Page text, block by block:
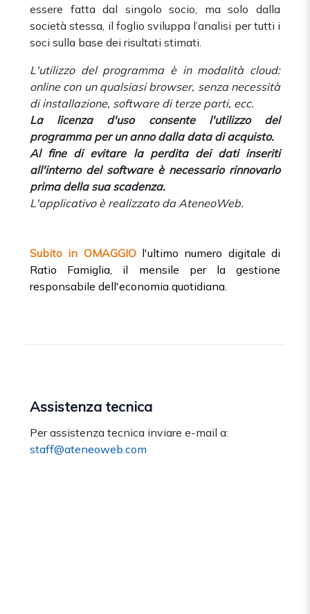
essere fatta dal singolo socio, ma solo dalla
società stessa, il foglio sviluppa l’analisi per tutti i
soci sulla base dei risultati stimati.
L'utilizzo del programma è in modalità cloud:
online con un qualsiasi browser, senza necessità
di installazione, software di terze parti, ecc.
La licenza d'uso consente l'utilizzo del
programma per un anno dalla data di acquisto.
Al fine di evitare la perdita dei dati inseriti
all'interno del software è necessario rinnovarlo
prima della sua scadenza.
L'applicativo è realizzato da AteneoWeb.
Subito in OMAGGIO l'ultimo numero digitale di
Ratio Famiglia, il mensile per la gestione
responsabile dell'economia quotidiana.
Assistenza tecnica
Per assistenza tecnica inviare e-mail a:
staff@ateneoweb.com